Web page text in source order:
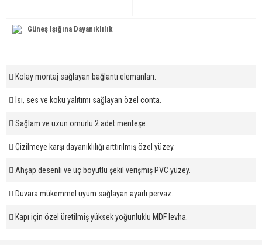
Güneş Işığına Dayanıklılık
Kolay montaj sağlayan bağlantı elemanları.
Isı, ses ve koku yalıtımı sağlayan özel conta.
Sağlam ve uzun ömürlü 2 adet menteşe.
Çizilmeye karşı dayanıklılığı arttırılmış özel yüzey.
Ahşap desenli ve üç boyutlu şekil verişmiş PVC yüzey.
Duvara mükemmel uyum sağlayan ayarlı pervaz.
Kapı için özel üretilmiş yüksek yoğunluklu MDF levha.